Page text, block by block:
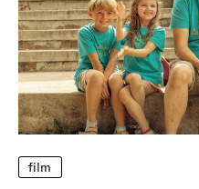
film